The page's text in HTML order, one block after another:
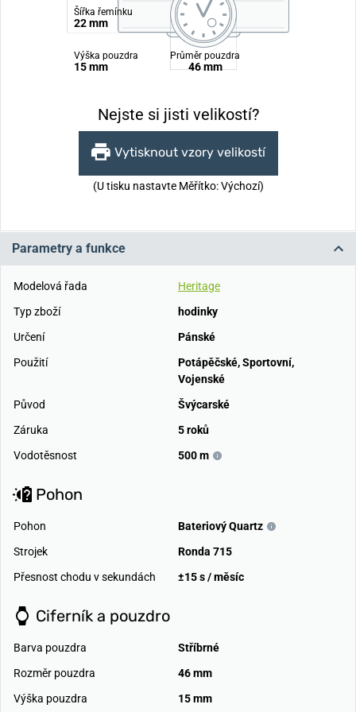
Šířka řemínku
22 mm
Výška pouzdra
15 mm
Průměr pouzdra
46 mm
Nejste si jisti velikostí?
Vytisknout vzory velikostí
(U tisku nastavte Měřítko: Výchozí)
Parametry a funkce
Modelová řada
Heritage
Typ zboží
hodinky
Určení
Pánské
Použití
Potápěčské,Sportovní,
Vojenské
Původ
Švýcarské
Záruka
5 roků
Vodotěsnost
500 m
Pohon
Pohon
Bateriový Quartz
Strojek
Ronda 715
Přesnost chodu v sekundách
±15 s / měsíc
Ciferník a pouzdro
Barva pouzdra
Stříbrné
Rozměr pouzdra
46 mm
Výška pouzdra
15 mm